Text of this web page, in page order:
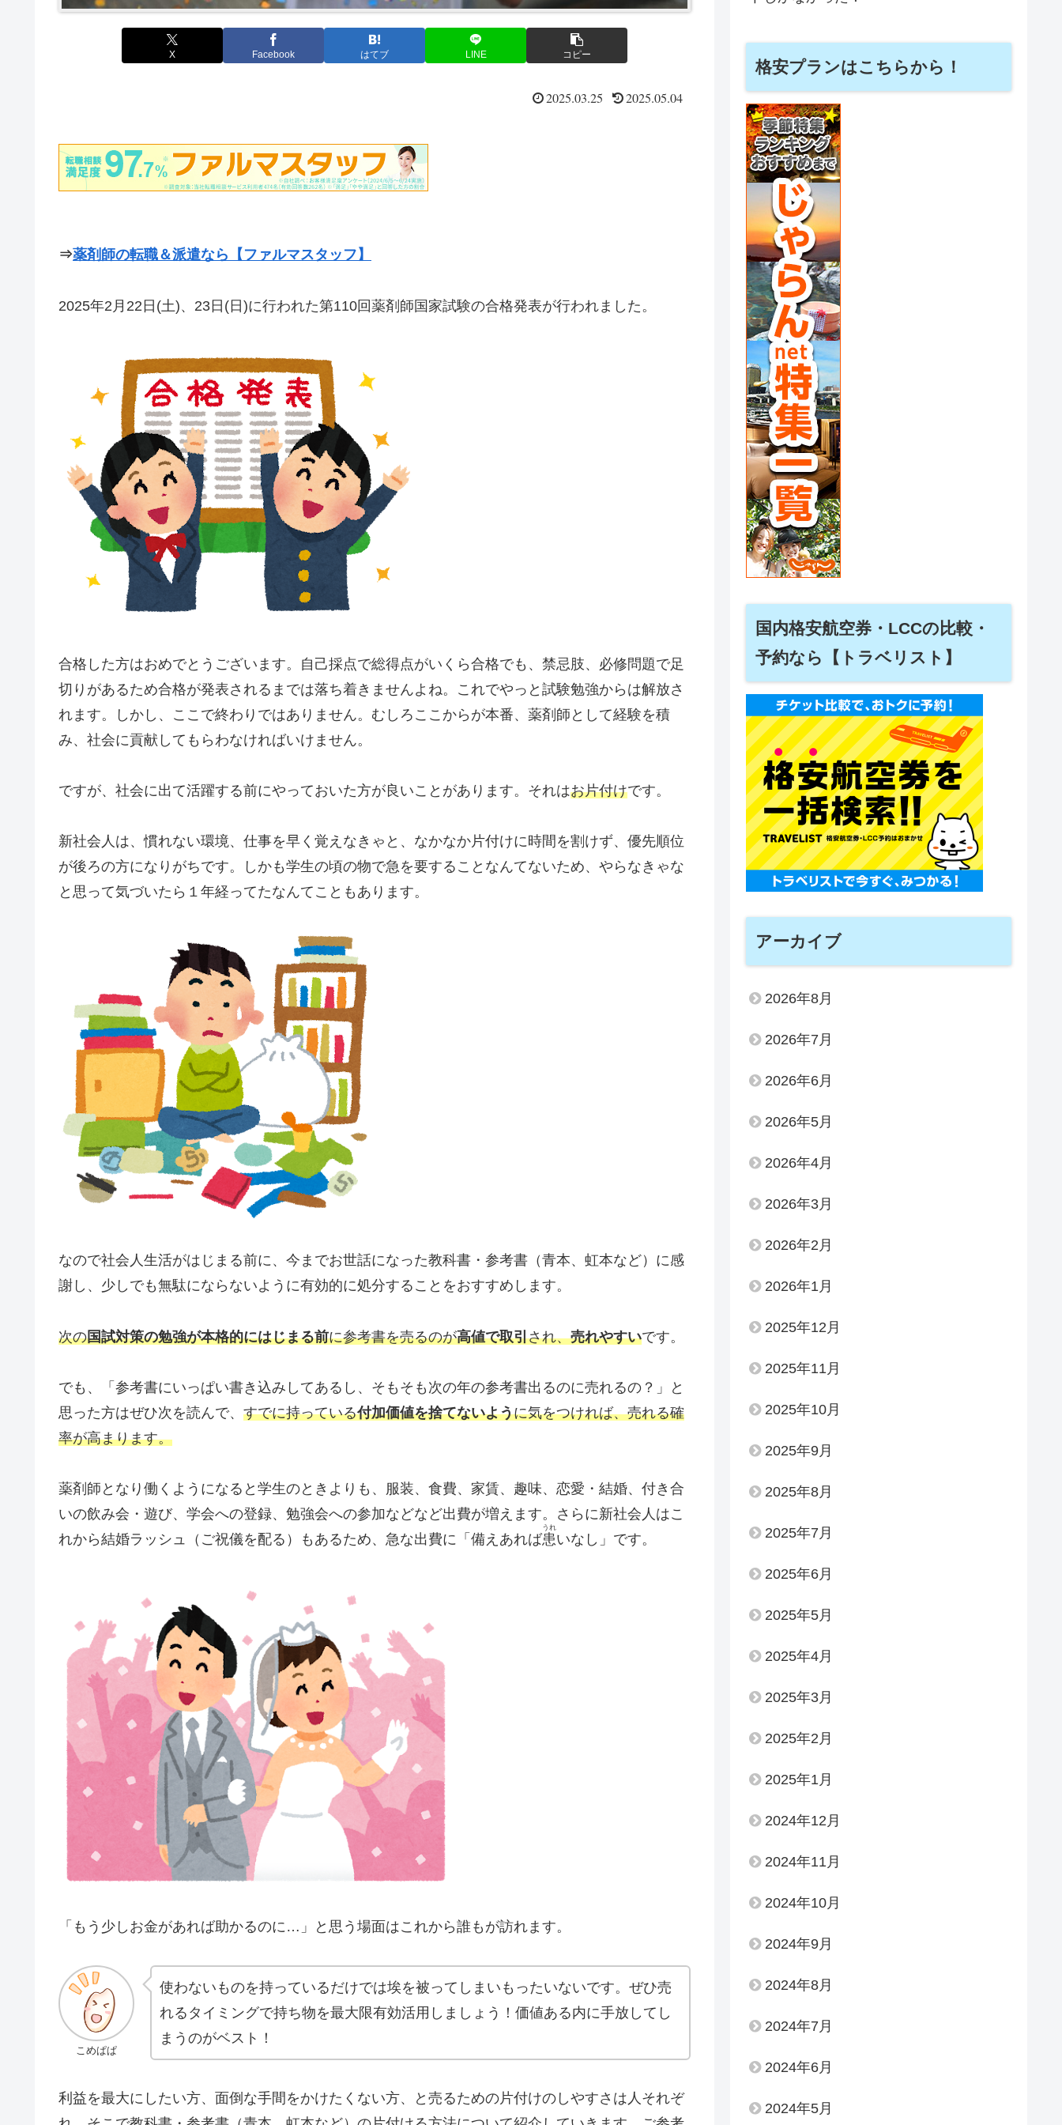
X Facebook はてブ LINE コピー
2025.03.25 2025.05.04
⇒薬剤師の転職＆派遣なら【ファルマスタッフ】
2025年2月22日(土)、23日(日)に行われた第110回薬剤師国家試験の合格発表が行われました。
合格した方はおめでとうございます。自己採点で総得点がいくら合格でも、禁忌肢、必修問題で足
切りがあるため合格が発表されるまでは落ち着きませんよね。これでやっと試験勉強からは解放さ
れます。しかし、ここで終わりではありません。むしろここからが本番、薬剤師として経験を積
み、社会に貢献してもらわなければいけません。
ですが、社会に出て活躍する前にやっておいた方が良いことがあります。それはお片付けです。
新社会人は、慣れない環境、仕事を早く覚えなきゃと、なかなか片付けに時間を割けず、優先順位
が後ろの方になりがちです。しかも学生の頃の物で急を要することなんてないため、やらなきゃな
と思って気づいたら１年経ってたなんてこともあります。
なので社会人生活がはじまる前に、今までお世話になった教科書・参考書（青本、虹本など）に感
謝し、少しでも無駄にならないように有効的に処分することをおすすめします。
次の国試対策の勉強が本格的にはじまる前に参考書を売るのが高値で取引され、売れやすいです。
でも、「参考書にいっぱい書き込みしてあるし、そもそも次の年の参考書出るのに売れるの？」と
思った方はぜひ次を読んで、 すでに持っている付加価値を捨てないように気をつければ、売れる確
率が高まります。
薬剤師となり働くようになると学生のときよりも、服装、食費、家賃、趣味、恋愛・結婚、付き合
いの飲み会・遊び、学会への登録、勉強会への参加などなど出費が増えます。さらに新社会人はこ
れから結婚ラッシュ（ご祝儀を配る）もあるため、急な出費に「備えあれば患
うれ
いなし」です。
「もう少しお金があれば助かるのに…」と思う場面はこれから誰もが訪れます。
こめぱぱ
使わないものを持っているだけでは埃を被ってしまいもったいないです。ぜひ売
れるタイミングで持ち物を最大限有効活用しましょう！価値ある内に手放してし
まうのがベスト！
利益を最大にしたい方、面倒な手間をかけたくない方、と売るための片付けのしやすさは人それぞ
格安プランはこちらから！
国内格安航空券・LCCの比較・
予約なら【トラベリスト】
アーカイブ
2026年8月
2026年7月
2026年6月
2026年5月
2026年4月
2026年3月
2026年2月
2026年1月
2025年12月
2025年11月
2025年10月
2025年9月
2025年8月
2025年7月
2025年6月
2025年5月
2025年4月
2025年3月
2025年2月
2025年1月
2024年12月
2024年11月
2024年10月
2024年9月
2024年8月
2024年7月
2024年6月
2024年5月